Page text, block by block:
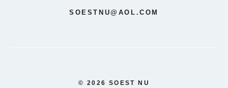
SOESTNU@AOL.COM
© 2026 SOEST NU